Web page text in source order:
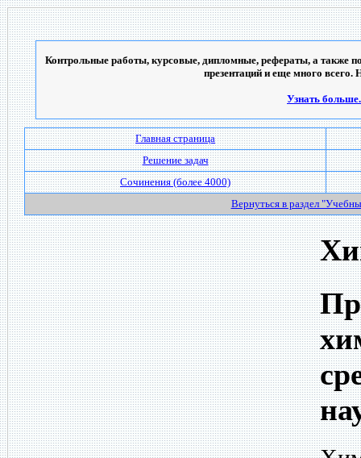
Контрольные работы, курсовые, дипломные, рефераты, а также
презентаций и еще много всего.
Узнать
Главная страница
Решение задач
Сочинения (более 4000)
Вернуться в раздел